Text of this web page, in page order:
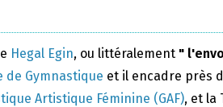
Hegal Egin, ou littéralement "
de Gymnastique et il encadre près
Artistique Féminine (GAF), et la